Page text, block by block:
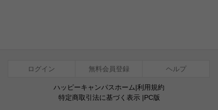
ログイン 無料会員登録 ヘルプ
ハッピーキャンパスホーム|利用規約
特定商取引法に基づく表示|PC版